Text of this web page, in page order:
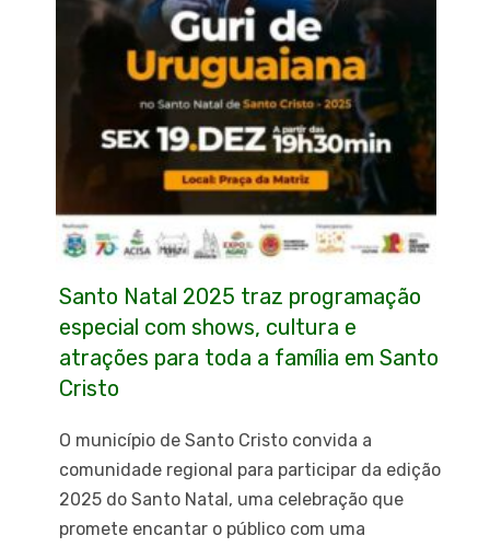
Santo Natal 2025 traz programação
especial com shows, cultura e
atrações para toda a família em Santo
Cristo
O município de Santo Cristo convida a
comunidade regional para participar da edição
2025 do Santo Natal, uma celebração que
promete encantar o público com uma